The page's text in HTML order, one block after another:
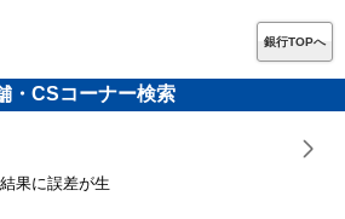
銀行TOPへ
・CSコーナー検索
果に誤差が生